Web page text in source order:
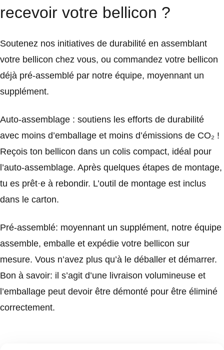
recevoir votre bellicon ?
Soutenez nos initiatives de durabilité en assemblant
votre bellicon chez vous, ou commandez votre bellicon
déjà pré-assemblé par notre équipe, moyennant un
supplément.
Auto-assemblage : soutiens les efforts de durabilité
avec moins d’emballage et moins d’émissions de CO₂ !
Reçois ton bellicon dans un colis compact, idéal pour
l’auto-assemblage. Après quelques étapes de montage,
tu es prêt·e à rebondir. L’outil de montage est inclus
dans le carton.
Pré-assemblé: moyennant un supplément, notre équipe
assemble, emballe et expédie votre bellicon sur
mesure. Vous n’avez plus qu’à le déballer et démarrer.
Bon à savoir: il s’agit d’une livraison volumineuse et
l’emballage peut devoir être démonté pour être éliminé
correctement.